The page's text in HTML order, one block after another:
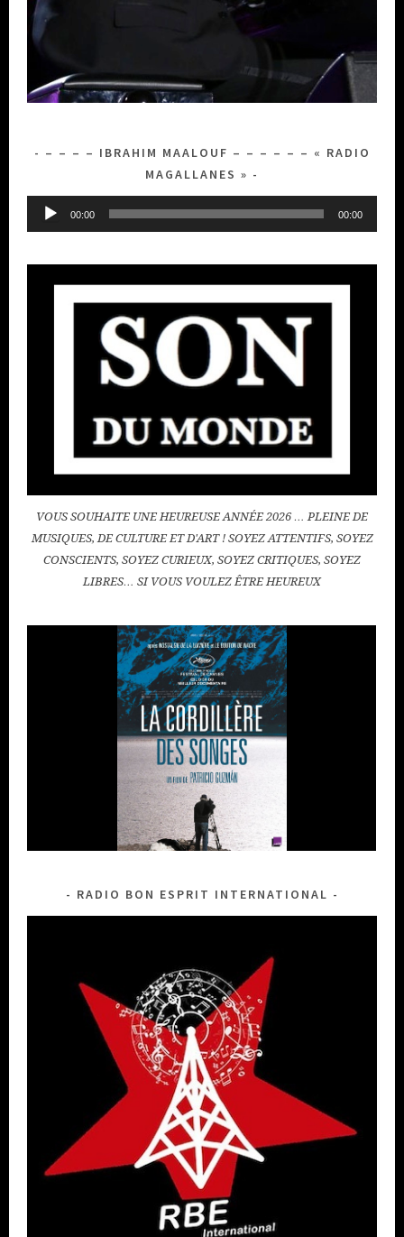
– – – – IBRAHIM MAALOUF – – – – – – « RADIO
MAGALLANES »
Lecteur
00:00 00:00
VOUS SOUHAITE UNE HEUREUSE ANNÉE 2026 … PLEINE DE
MUSIQUES, DE CULTURE ET D'ART ! SOYEZ ATTENTIFS, SOYEZ
CONSCIENTS, SOYEZ CURIEUX, SOYEZ CRITIQUES, SOYEZ
LIBRES… SI VOUS VOULEZ ÊTRE HEUREUX
RADIO BON ESPRIT INTERNATIONAL